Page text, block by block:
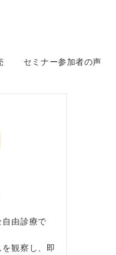
セミナー参加者の声
由診療で
観察し、即